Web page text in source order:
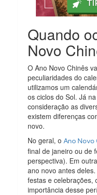
Quando
Novo
O Ano Novo Chinês
peculiaridades do
utilizamos um
os ciclos do Sol. Já
consideração as
existem diferenças
novo.
No geral, oAno Novo
final de janeiro ou de
perspectiva). Em
ano novo antes
festas e celebrações,
importância desse